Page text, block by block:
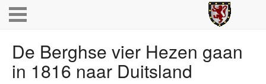
De Berghse vier Hezen gaan
in 1816 naar Duitsland